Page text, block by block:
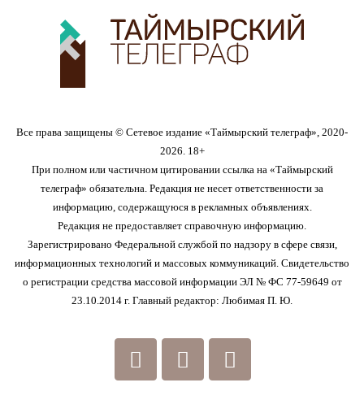
Все права защищены © Сетевое издание «Таймырский телеграф», 2020-
2026. 18+
При полном или частичном цитировании ссылка на «Таймырский
телеграф» обязательна. Редакция не несет ответственности за
информацию, содержащуюся в рекламных объявлениях.
Редакция не предоставляет справочную информацию.
Зарегистрировано Федеральной службой по надзору в сфере связи,
информационных технологий и массовых коммуникаций. Свидетельство
о регистрации средства массовой информации ЭЛ № ФС 77-59649 от
23.10.2014 г. Главный редактор: Любимая П. Ю.